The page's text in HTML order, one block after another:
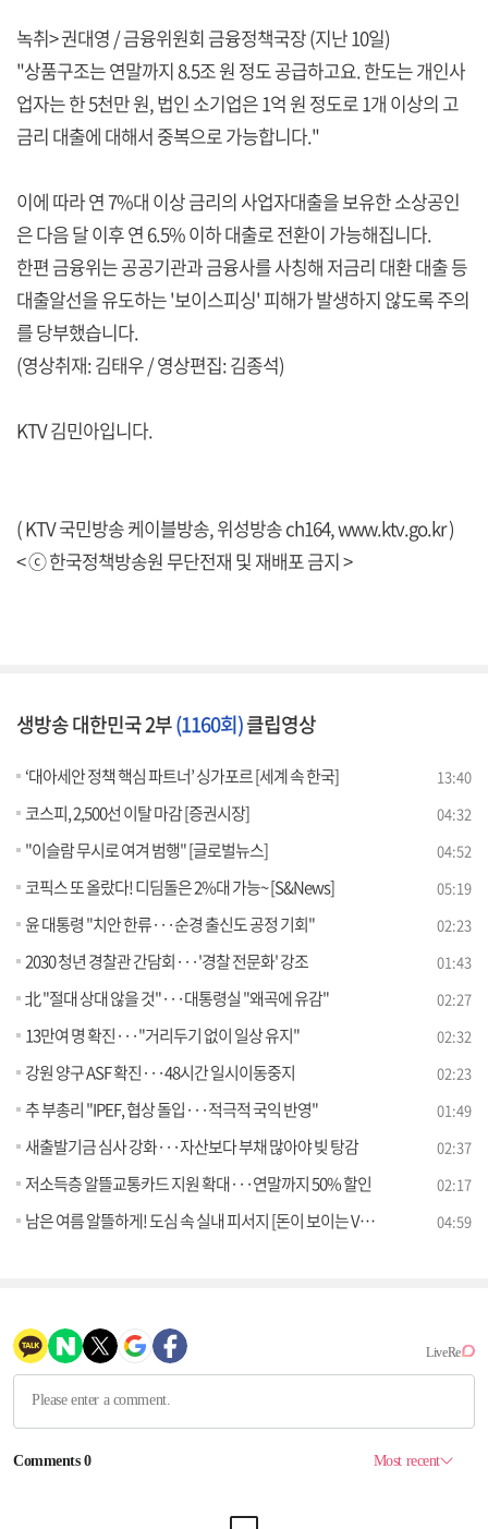
녹취> 권대영 / 금융위원회 금융정책국장 (지난 10일)
"상품구조는 연말까지 8.5조 원 정도 공급하고요. 한도는 개인사
업자는 한 5천만 원, 법인 소기업은 1억 원 정도로 1개 이상의 고
금리 대출에 대해서 중복으로 가능합니다."
이에 따라 연 7%대 이상 금리의 사업자대출을 보유한 소상공인
은 다음 달 이후 연 6.5% 이하 대출로 전환이 가능해집니다.
한편 금융위는 공공기관과 금융사를 사칭해 저금리 대환 대출 등
대출알선을 유도하는 '보이스피싱' 피해가 발생하지 않도록 주의
를 당부했습니다.
(영상취재: 김태우 / 영상편집: 김종석)
KTV 김민아입니다.
( KTV 국민방송 케이블방송, 위성방송 ch164,www.ktv.go.kr)
< ⓒ 한국정책방송원 무단전재 및 재배포 금지 >
생방송 대한민국 2부(1160회)클립영상
‘대아세안 정책 핵심 파트너’ 싱가포르 [세계 속 한국] 13:40
코스피, 2,500선 이탈 마감 [증권시장] 04:32
"이슬람 무시로 여겨 범행" [글로벌뉴스] 04:52
코픽스 또 올랐다! 디딤돌은 2%대 가능~ [S&News] 05:19
윤 대통령 "치안 한류···순경 출신도 공정 기회" 02:23
2030 청년 경찰관 간담회···'경찰 전문화' 강조 01:43
北 "절대 상대 않을 것"···대통령실 "왜곡에 유감" 02:27
13만여 명 확진···"거리두기 없이 일상 유지" 02:32
강원 양구 ASF 확진···48시간 일시이동중지 02:23
추 부총리 "IPEF, 협상 돌입···적극적 국익 반영" 01:49
새출발기금 심사 강화···자산보다 부채 많아야 빚 탕감 02:37
저소득층 알뜰교통카드 지원 확대···연말까지 50% 할인 02:17
남은 여름 알뜰하게! 도심 속 실내 피서지 [돈이 보이는 VCR] 04:59